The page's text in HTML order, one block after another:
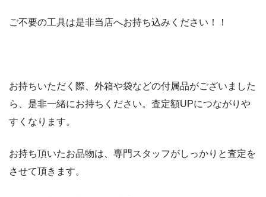
ご不要の工具は是非当店へお持ち込みください！！
お持ちいただく際、外箱や袋などの付属品がございました
ら、是非一緒にお持ちください。査定額UPにつながりや
すくなります。
お持ち頂いたお品物は、専門スタッフがしっかりと査定を
させて頂きます。